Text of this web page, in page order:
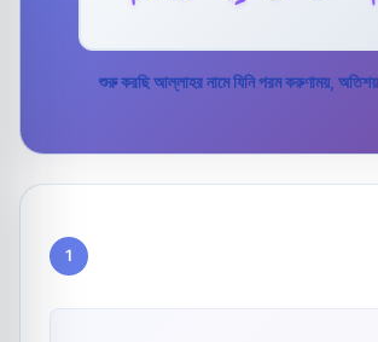
শুরু করছি আল্লাহর নামে যিনি পরম করুণাময়, অতিশয়
1